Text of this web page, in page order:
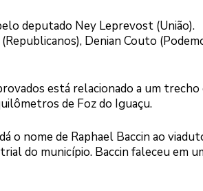
deputado Ney Leprevost (União).
Denian Couto
está relacionado a um trecho
de Foz do Iguaçu.
o nome de Raphael Baccin ao
do município. Baccin faleceu em